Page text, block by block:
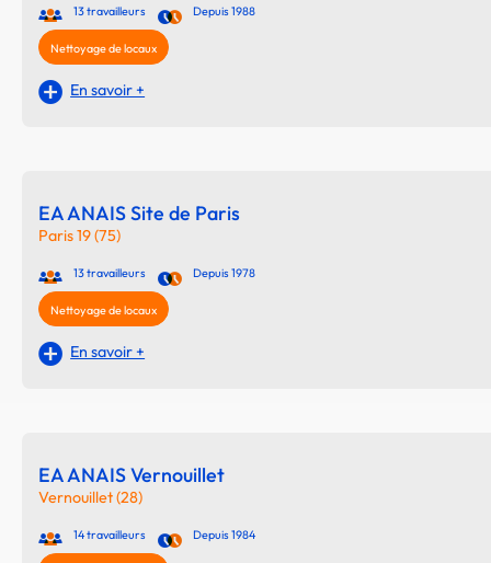
13 travailleurs Depuis 1988
Nettoyage de locaux
En savoir +
EA ANAIS Site de Paris
Paris 19 (75)
13 travailleurs Depuis 1978
Nettoyage de locaux
En savoir +
EA ANAIS Vernouillet
Vernouillet (28)
14 travailleurs Depuis 1984